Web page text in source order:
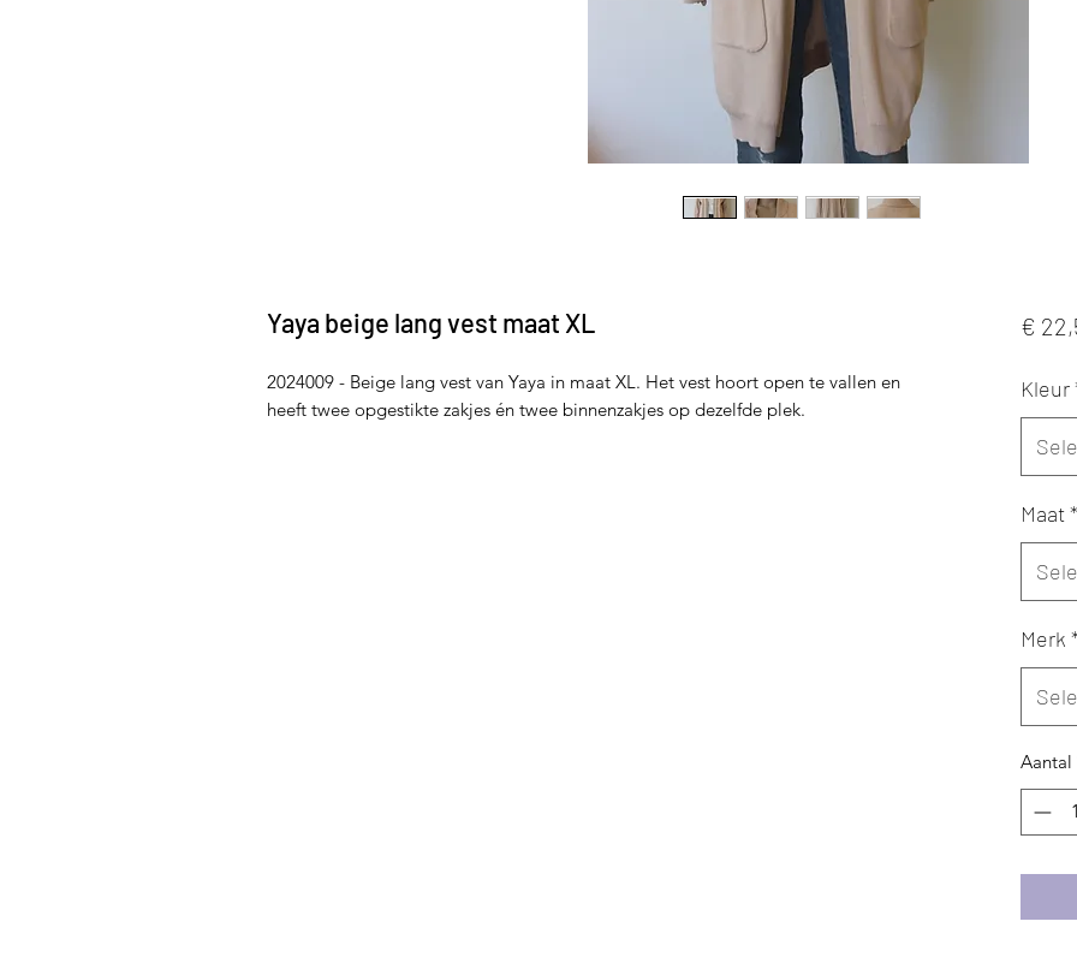
Yaya beige lang vest maat XL
2024009 - Beige lang vest van Yaya in maat XL. Het vest hoort open te vallen en
heeft twee opgestikte zakjes én twee binnenzakjes op dezelfde plek.
€
Kleur
Maat*
Merk
Aantal